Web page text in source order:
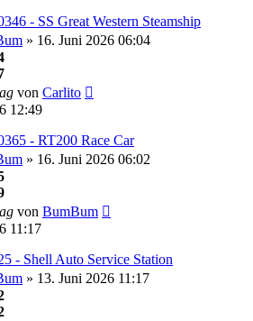
- SS Great Western Steamship
» 16. Juni 2026 06:04
von Carlito
12:49
- RT200 Race Car
» 16. Juni 2026 06:02
von BumBum
11:17
- Shell Auto Service Station
» 13. Juni 2026 11:17